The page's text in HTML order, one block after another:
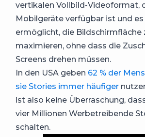
vertikalen Vollbild-Videoformat,
Mobilgeräte verfügbar ist und es
ermöglicht, die Bildschirmfläche
maximieren, ohne dass die
Screens drehen müssen.
In den USA geben 62 % der
sie Stories immer häufiger
ist also keine Überraschung,
vier Millionen Werbetreibende
schalten.